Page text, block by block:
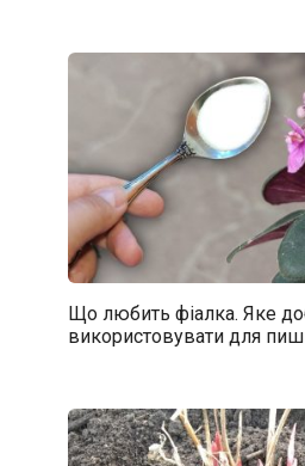
Що любить фіалка. Яке
використовувати для